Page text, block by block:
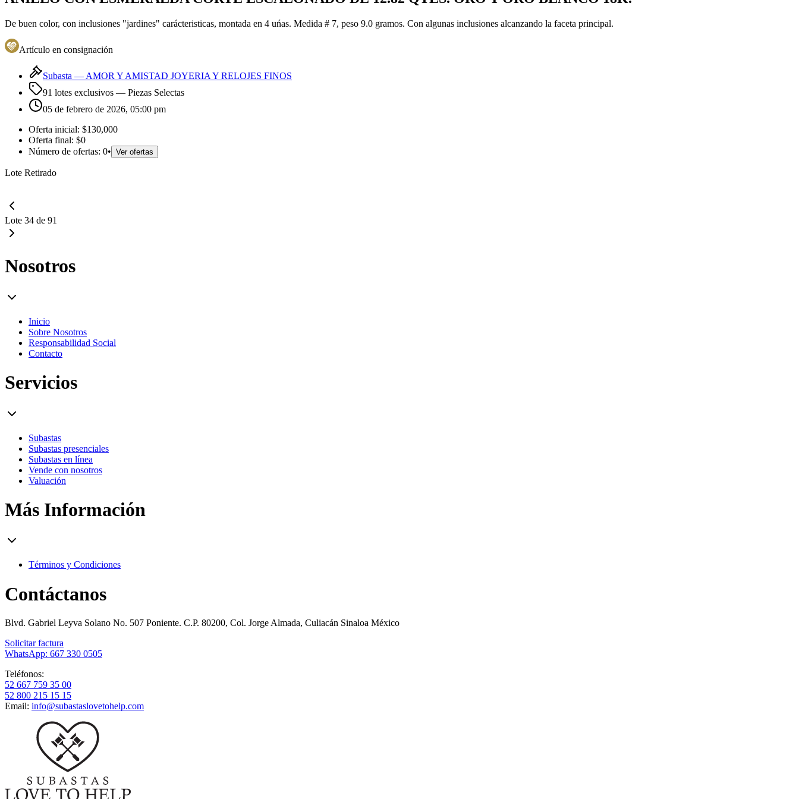
De buen color, con inclusiones "jardines" carácteristicas, montada en 4 uńas. Medida # 7, peso 9.0 gramos. Con algunas inclusiones alcanzando la faceta principal.
Artículo en consignación
Subasta — AMOR Y AMISTAD JOYERIA Y RELOJES FINOS
91 lotes exclusivos — Piezas Selectas
05 de febrero de 2026, 05:00 pm
Oferta inicial: $130,000
Oferta final: $0
Número de ofertas: 0• Ver ofertas
Lote Retirado
Lote 34 de 91
Nosotros
Inicio
Sobre Nosotros
Responsabilidad Social
Contacto
Servicios
Subastas
Subastas presenciales
Subastas en línea
Vende con nosotros
Valuación
Más Información
Términos y Condiciones
Contáctanos
Blvd. Gabriel Leyva Solano No. 507 Poniente. C.P. 80200, Col. Jorge Almada, Culiacán Sinaloa México
Solicitar factura
WhatsApp: 667 330 0505
Teléfonos:
52 667 759 35 00
52 800 215 15 15
Email: info@subastaslovetohelp.com